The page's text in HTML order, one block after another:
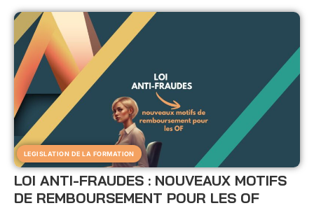
LEGISLATION DE LA FORMATION
LOI ANTI-FRAUDES : NOUVEAUX MOTIFS
DE REMBOURSEMENT POUR LES OF